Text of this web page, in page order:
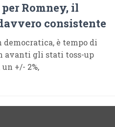
Romney, il
consistente
è tempo di
avanti gli stati toss-up
+/- 2%,